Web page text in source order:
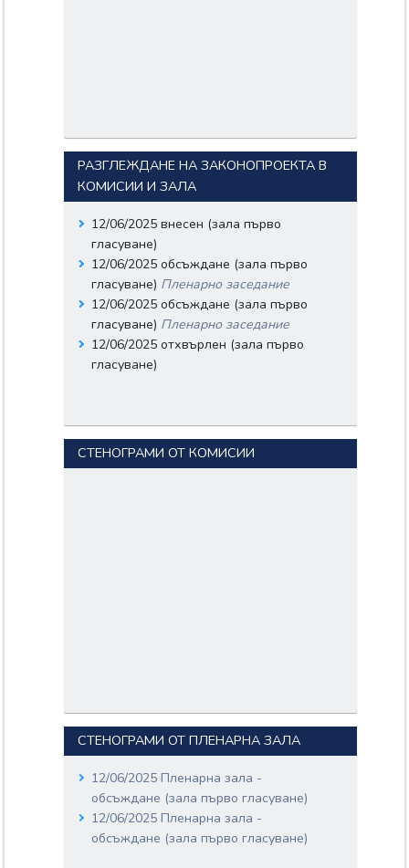
РАЗГЛЕЖДАНЕ НА ЗАКОНОПРОЕКТА В
КОМИСИИ И ЗАЛА
12/06/2025 внесен (зала първо
гласуване)
12/06/2025 обсъждане (зала първо
гласуване) Пленарно заседание
12/06/2025 обсъждане (зала първо
гласуване) Пленарно заседание
12/06/2025 отхвърлен (зала първо
гласуване)
СТЕНОГРАМИ ОТ КОМИСИИ
СТЕНОГРАМИ ОТ ПЛЕНАРНА ЗАЛА
12/06/2025 Пленарна зала -
обсъждане (зала първо гласуване)
12/06/2025 Пленарна зала -
обсъждане (зала първо гласуване)